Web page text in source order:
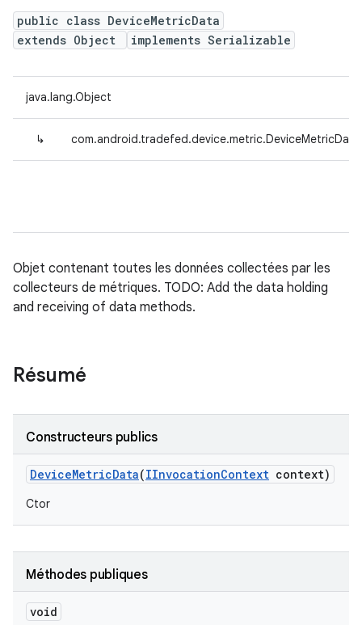
public class DeviceMetricData
extends Object
implements Serializable
java.lang.Object
↳ com.android.tradefed.device.metric.DeviceMetricData
Objet contenant toutes les données collectées par les
collecteurs de métriques. TODO: Add the data holding
and receiving of data methods.
Résumé
Constructeurs publics
DeviceMetricData(IInvocationContext context)
Ctor
Méthodes publiques
void